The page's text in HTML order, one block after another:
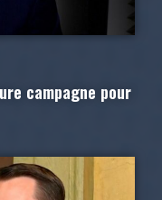
campagne pour